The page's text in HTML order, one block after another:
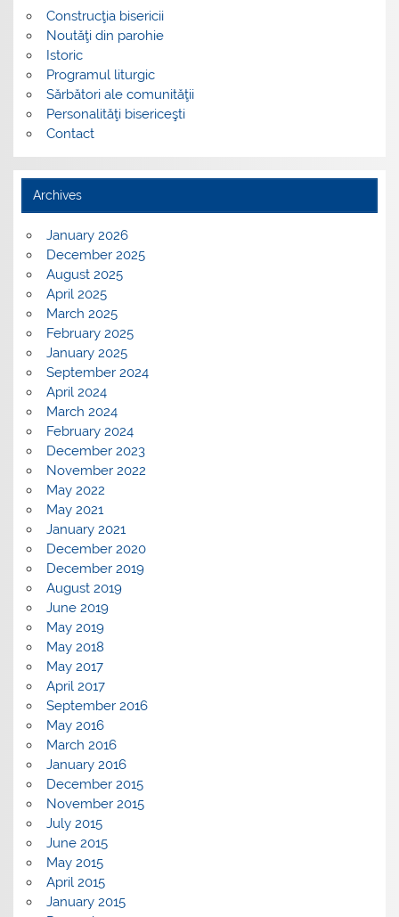
Construcţia bisericii
Noutăţi din parohie
Istoric
Programul liturgic
Sărbători ale comunităţii
Personalităţi bisericeşti
Contact
Archives
January 2026
December 2025
August 2025
April 2025
March 2025
February 2025
January 2025
September 2024
April 2024
March 2024
February 2024
December 2023
November 2022
May 2022
May 2021
January 2021
December 2020
December 2019
August 2019
June 2019
May 2019
May 2018
May 2017
April 2017
September 2016
May 2016
March 2016
January 2016
December 2015
November 2015
July 2015
June 2015
May 2015
April 2015
January 2015